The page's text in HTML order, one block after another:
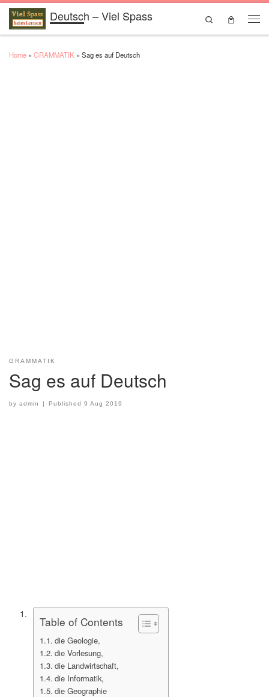
Skip to contentDeutsch – Viel Spass
Search
Home » GRAMMATIK » Sag es auf Deutsch
GRAMMATIK
Sag es auf Deutsch
by admin Published9 Aug 2019
Table of Contents
die Geologie,
die Vorlesung,
die Landwirtschaft,
die Informatik,
die Geographie